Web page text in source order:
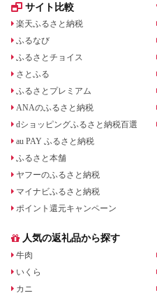
サイト比較
楽天ふるさと納税
ふるなび
ふるさとチョイス
さとふる
ふるさとプレミアム
ANAのふるさと納税
dショッピングふるさと納税百選
au PAY ふるさと納税
ふるさと本舗
ヤフーのふるさと納税
マイナビふるさと納税
ポイント還元キャンペーン
人気の返礼品から探す
牛肉
いくら
カニ